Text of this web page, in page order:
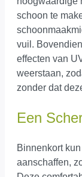
schoon te
vuil.
effecten van
weerstaan,
zonder dat
Een
Binnenkort
aanschaffen,